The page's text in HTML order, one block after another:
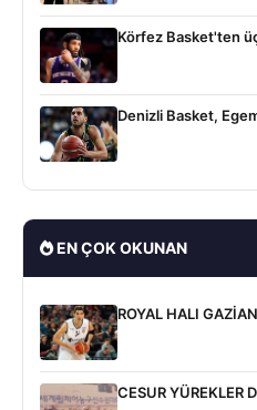
Körfez Basket'ten
Denizli Basket,
EN ÇOK OKUNAN
ROYAL HALI
CESUR YÜREKLER